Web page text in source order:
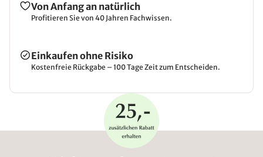
Von Anfang an natürlich
Profitieren Sie von 40 Jahren Fachwissen.
Einkaufen ohne Risiko
Kostenfreie Rückgabe – 100 Tage Zeit zum Entscheiden.